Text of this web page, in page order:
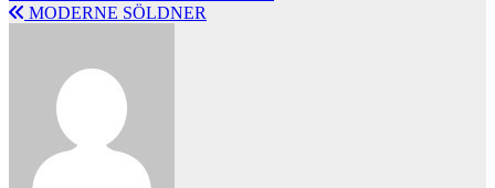
MODERNE SÖLDNER